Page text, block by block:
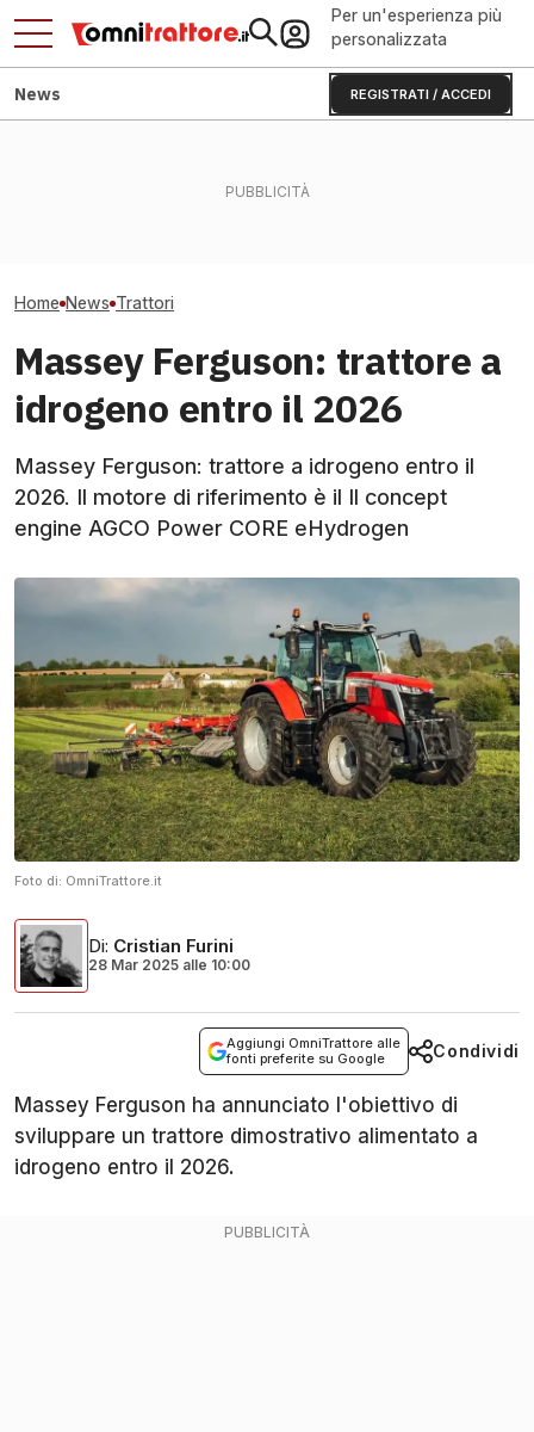
Per un'esperienza più
personalizzata
REGISTRATI / ACCEDI
News
Home News Trattori
Massey Ferguson: trattore a
idrogeno entro il 2026
Massey Ferguson: trattore a idrogeno entro il
2026. Il motore di riferimento è il Il concept
engine AGCO Power CORE eHydrogen
Foto di: OmniTrattore.it
Di: Cristian Furini
28 Mar 2025 alle 10:00
Aggiungi OmniTrattore alle
fonti preferite su Google
Condividi
Massey Ferguson ha annunciato l'obiettivo di
sviluppare un trattore dimostrativo alimentato a
idrogeno entro il 2026.